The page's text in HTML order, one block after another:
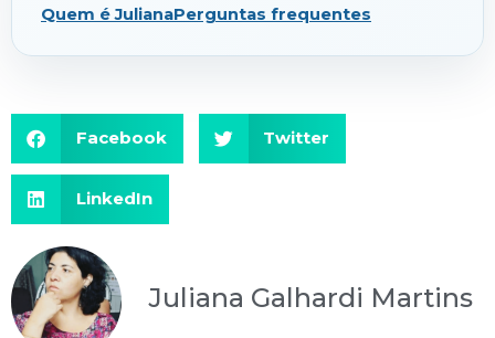
Quem é JulianaPerguntas frequentes
Facebook Twitter
LinkedIn
Juliana Galhardi Martins